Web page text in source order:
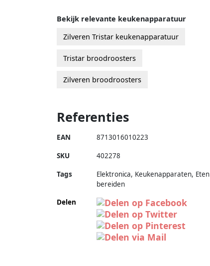
Bekijk relevante keukenapparatuur
Zilveren Tristar keukenapparatuur
Tristar broodroosters
Zilveren broodroosters
Referenties
EAN 8713016010223
SKU 402278
Tags
Elektronica, Keukenapparaten, Eten
bereiden
Delen